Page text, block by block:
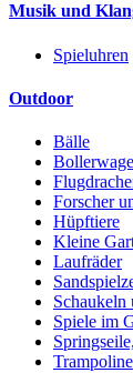
Musik und
Spieluhren
Outdoor
Bälle
Forscher
Hüpftiere
Kleine
Laufräder
Schaukeln
Spiele im
Trampoline